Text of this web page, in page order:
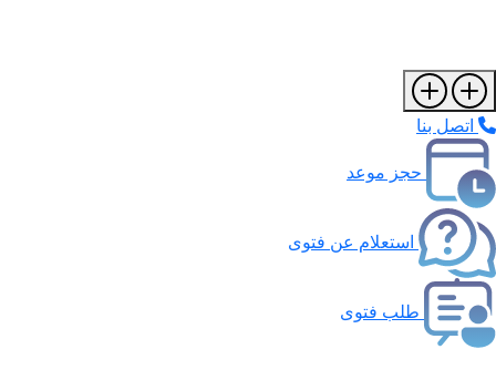
اتصل بنا
حجز موعد
استعلام عن فتوى
طلب فتوى